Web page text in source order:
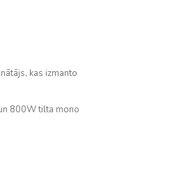
kas izmanto
800W tilta mono